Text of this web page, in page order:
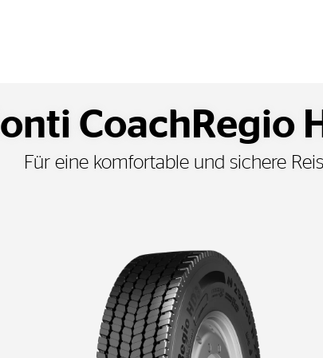
CoachRegio
Für eine komfortable und sichere